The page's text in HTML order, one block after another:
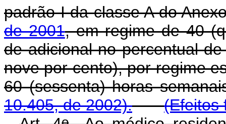
padrão I da classe A do
de 2001, em regime de 40
de adicional no percentual
nove por cento), por regime
60 (sessenta) horas
10.405, de 2002).
(Efeitos